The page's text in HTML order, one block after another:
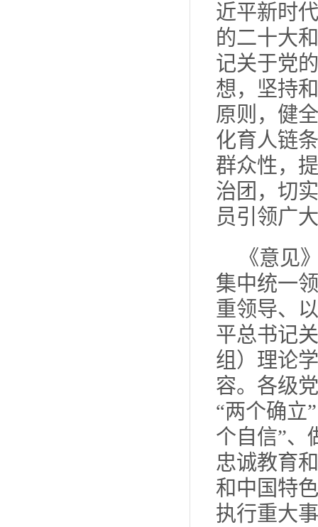
近平新时
的二十大
记关于党
想，坚持
原则，健
化育人链
群众性，
治团，切
员引领广
《意见
集中统一
重领导、
平总书记
组）理论
容。各级
“两个确立
个自信”、
忠诚教育
和中国特
执行重大